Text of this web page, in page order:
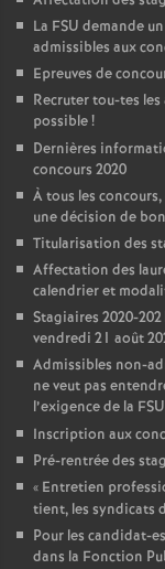
La FSU demande
admissibles aux
Epreuves de
Recruter tou-tes
possible!
Dernières
concours 2020
À tous les
une décision de
Titularisation des
Affectation des
calendrier et
Stagiaires 2020-
vendredi 21 août
Admissibles non-
ne veut pas
l’exigence de la FSU
Inscription aux
Pré-rentrée des
« Entretien
tient, les syndicats
Pour les candidat-
dans la Fonction